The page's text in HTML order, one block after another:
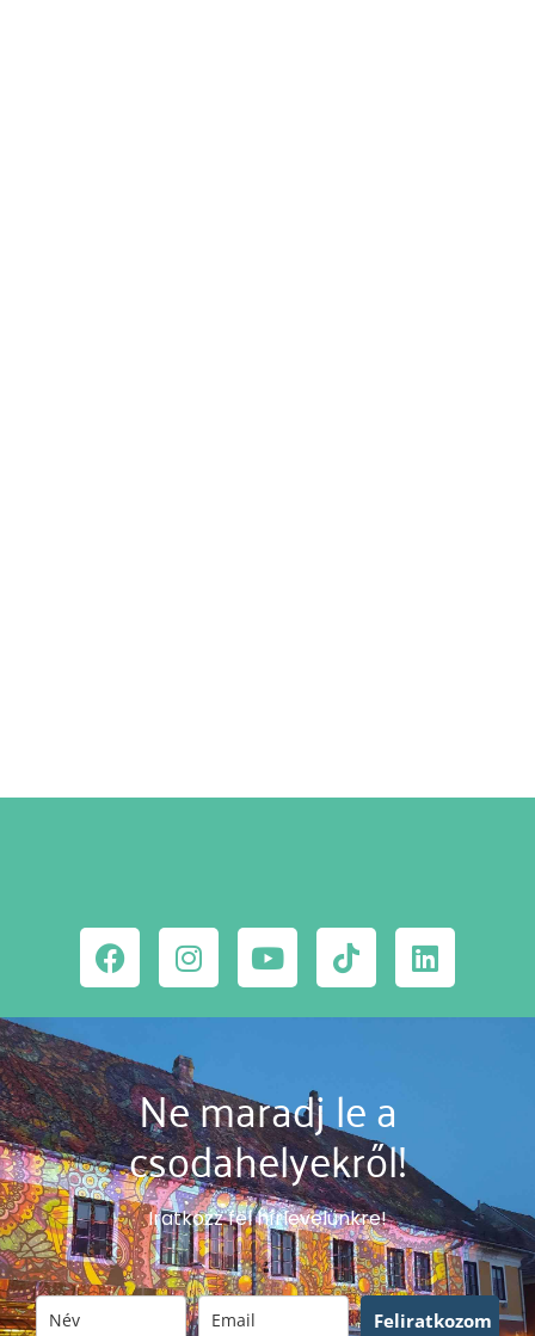
Ne maradj le a
csodahelyekről!
Iratkozz fel hírlevelünkre!
Feliratkozom